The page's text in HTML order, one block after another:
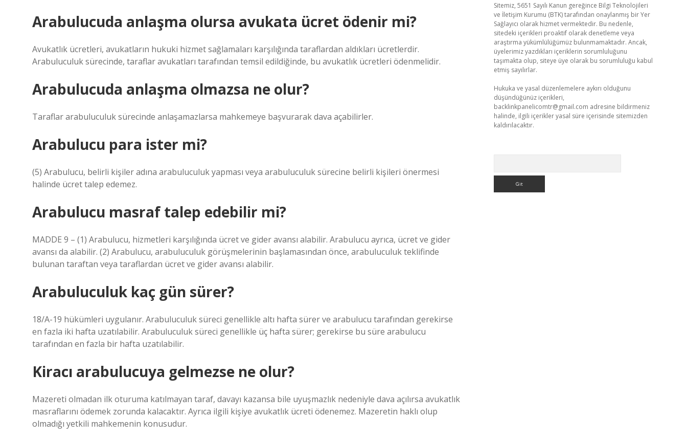
Arabulucuda anlaşma olursa avukata ücret ödenir mi?
Avukatlık ücretleri, avukatların hukuki hizmet sağlamaları karşılığında taraflardan aldıkları ücretlerdir.
Arabuluculuk sürecinde, taraflar avukatları tarafından temsil edildiğinde, bu avukatlık ücretleri ödenmelidir.
Arabulucuda anlaşma olmazsa ne olur?
Taraflar arabuluculuk sürecinde anlaşamazlarsa mahkemeye başvurarak dava açabilirler.
Arabulucu para ister mi?
(5) Arabulucu, belirli kişiler adına arabuluculuk yapması veya arabuluculuk sürecine belirli kişileri önermesi
halinde ücret talep edemez.
Arabulucu masraf talep edebilir mi?
MADDE 9 – (1) Arabulucu, hizmetleri karşılığında ücret ve gider avansı alabilir. Arabulucu ayrıca, ücret ve gider
avansı da alabilir. (2) Arabulucu, arabuluculuk görüşmelerinin başlamasından önce, arabuluculuk teklifinde
bulunan taraftan veya taraflardan ücret ve gider avansı alabilir.
Arabuluculuk kaç gün sürer?
18/A-19 hükümleri uygulanır. Arabuluculuk süreci genellikle altı hafta sürer ve arabulucu tarafından gerekirse
en fazla iki hafta uzatılabilir. Arabuluculuk süreci genellikle üç hafta sürer; gerekirse bu süre arabulucu
tarafından en fazla bir hafta uzatılabilir.
Kiracı arabulucuya gelmezse ne olur?
Mazereti olmadan ilk oturuma katılmayan taraf, davayı kazansa bile uyuşmazlık nedeniyle dava açılırsa avukatlık
masraflarını ödemek zorunda kalacaktır. Ayrıca ilgili kişiye avukatlık ücreti ödenemez. Mazeretin haklı olup
olmadığı yetkili mahkemenin konusudur.
Sitemiz, 5651 Sayılı Kanun gereğince Bilgi Teknolojileri
ve İletişim Kurumu (BTK) tarafından onaylanmış bir Yer
Sağlayıcı olarak hizmet vermektedir. Bu nedenle,
sitedeki içerikleri proaktif olarak denetleme veya
araştırma yükümlülüğümüz bulunmamaktadır. Ancak,
üyelerimiz yazdıkları içeriklerin sorumluluğunu
taşımakta olup, siteye üye olarak bu sorumluluğu kabul
etmiş sayılırlar.
Hukuka ve yasal düzenlemelere aykırı olduğunu
düşündüğünüz içerikleri,
backlinkpanelicomtr@gmail.com adresine bildirmeniz
halinde, ilgili içerikler yasal süre içerisinde sitemizden
kaldırılacaktır.